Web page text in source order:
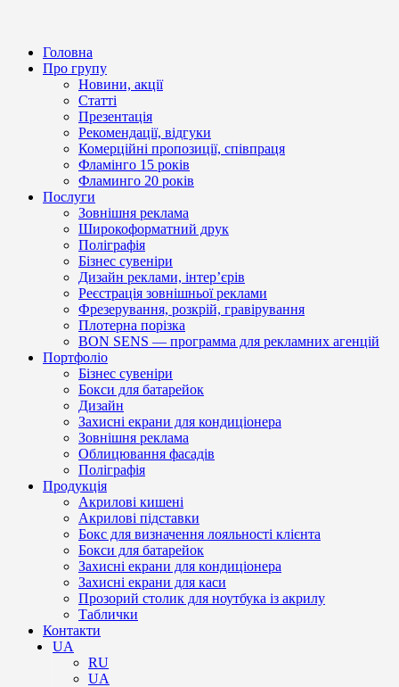
Головна
Про групу
Новини, акції
Статті
Презентація
Рекомендації, відгуки
Комерційні пропозиції, співпраця
Фламінго 15 років
Фламинго 20 років
Послуги
Зовнішня реклама
Широкоформатний друк
Поліграфія
Бізнес сувеніри
Дизайн реклами, інтер’єрів
Реєстрація зовнішньої реклами
Фрезерування, розкрій, гравірування
Плотерна порізка
BON SENS — программа для рекламних агенцій
Портфоліо
Бізнес сувеніри
Бокси для батарейок
Дизайн
Захисні екрани для кондиціонера
Зовнішня реклама
Облицювання фасадів
Поліграфія
Продукція
Акрилові кишені
Акрилові підставки
Бокс для визначення лояльності клієнта
Бокси для батарейок
Захисні екрани для кондиціонера
Захисні екрани для каси
Прозорий столик для ноутбука із акрилу
Таблички
Контакти
UA
RU
UA